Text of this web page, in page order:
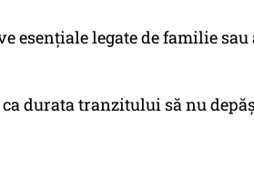
esenţiale legate de familie sau
durata tranzitului să nu